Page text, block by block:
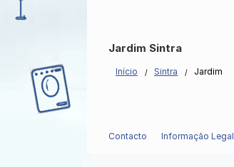
Jardim Sintra
Início Sintra Jardim
Contacto Informação Legal